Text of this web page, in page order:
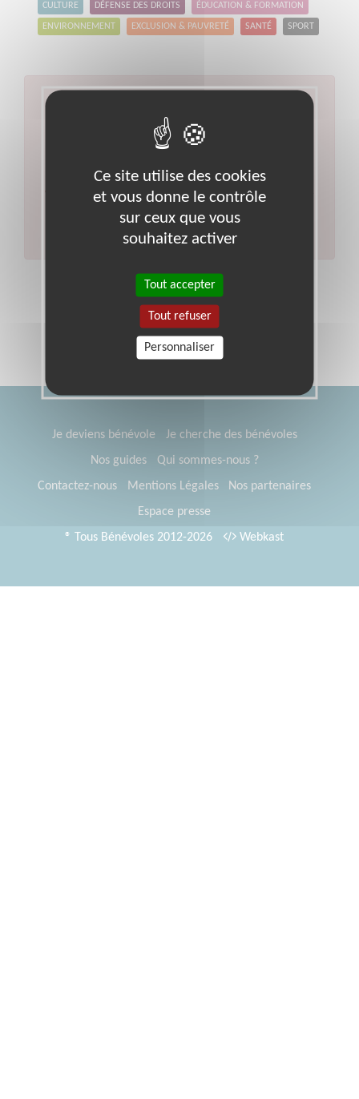
CULTURE DÉFENSE DES DROITS ÉDUCATION & FORMATION
ENVIRONNEMENT EXCLUSION & PAUVRETÉ SANTÉ SPORT
Aucun résultat pour votre
recherche
BTP, Logistique, Sécurité, Transport
Code postal :1 Ville :Bourg-en-bresse
Veuillez indiquer moins de critères et/ou remplacer
votre code postal par celui de votre département.
Effectuer une nouvelle recherche
Je deviens bénévole
Je cherche des bénévoles
Nos guides
Qui sommes-nous ?
Contactez-nous
Mentions Légales
Nos partenaires
Espace presse
® Tous Bénévoles 2012-2026
Webkast
Ce site utilise des cookies
et vous donne le contrôle
sur ceux que vous
souhaitez activer
Tout accepter
Tout refuser
Personnaliser